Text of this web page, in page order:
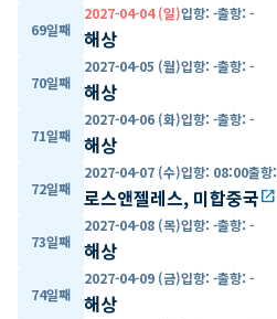
69일째
2027-04-04 (일)입항: -출항: -
해상
70일째
2027-04-05 (월)입항: -출항: -
해상
71일째
2027-04-06 (화)입항: -출항: -
해상
72일째
2027-04-07 (수)입항: 08:00출항:
로스앤젤레스, 미합중국open_in_new
73일째
2027-04-08 (목)입항: -출항: -
해상
74일째
2027-04-09 (금)입항: -출항: -
해상